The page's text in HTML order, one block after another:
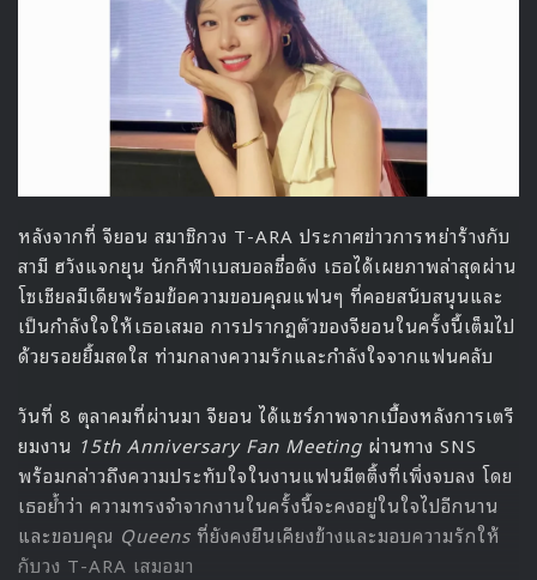
หลังจากที่ จียอน สมาชิกวง T-ARA ประกาศข่าวการหย่าร้างกับ
สามี ฮวังแจกยุน นักกีฬาเบสบอลชื่อดัง เธอได้เผยภาพล่าสุดผ่าน
โซเชียลมีเดียพร้อมข้อความขอบคุณแฟนๆ ที่คอยสนับสนุนและ
เป็นกำลังใจให้เธอเสมอ การปรากฏตัวของจียอนในครั้งนี้เต็มไป
ด้วยรอยยิ้มสดใส ท่ามกลางความรักและกำลังใจจากแฟนคลับ
วันที่ 8 ตุลาคมที่ผ่านมา จียอน ได้แชร์ภาพจากเบื้องหลังการเตรี
ยมงาน 15th Anniversary Fan Meeting ผ่านทาง SNS
พร้อมกล่าวถึงความประทับใจในงานแฟนมีตติ้งที่เพิ่งจบลง โดย
เธอย้ำว่า ความทรงจำจากงานในครั้งนี้จะคงอยู่ในใจไปอีกนาน
และขอบคุณ Queens ที่ยังคงยืนเคียงข้างและมอบความรักให้
กับวง T-ARA เสมอมา